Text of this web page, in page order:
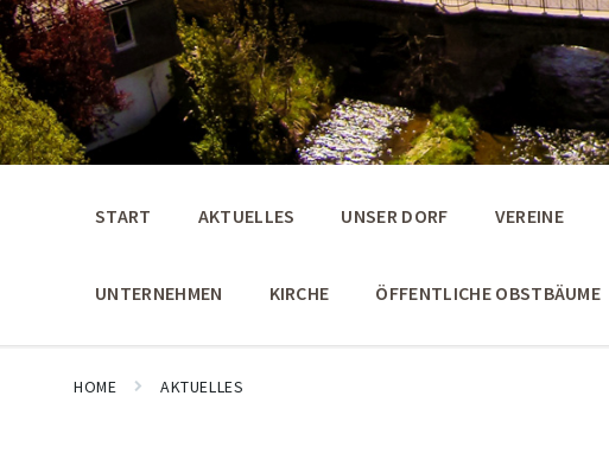
START AKTUELLES UNSER DORF VEREINE
UNTERNEHMEN KIRCHE ÖFFENTLICHE OBSTBÄUME
HOME AKTUELLES